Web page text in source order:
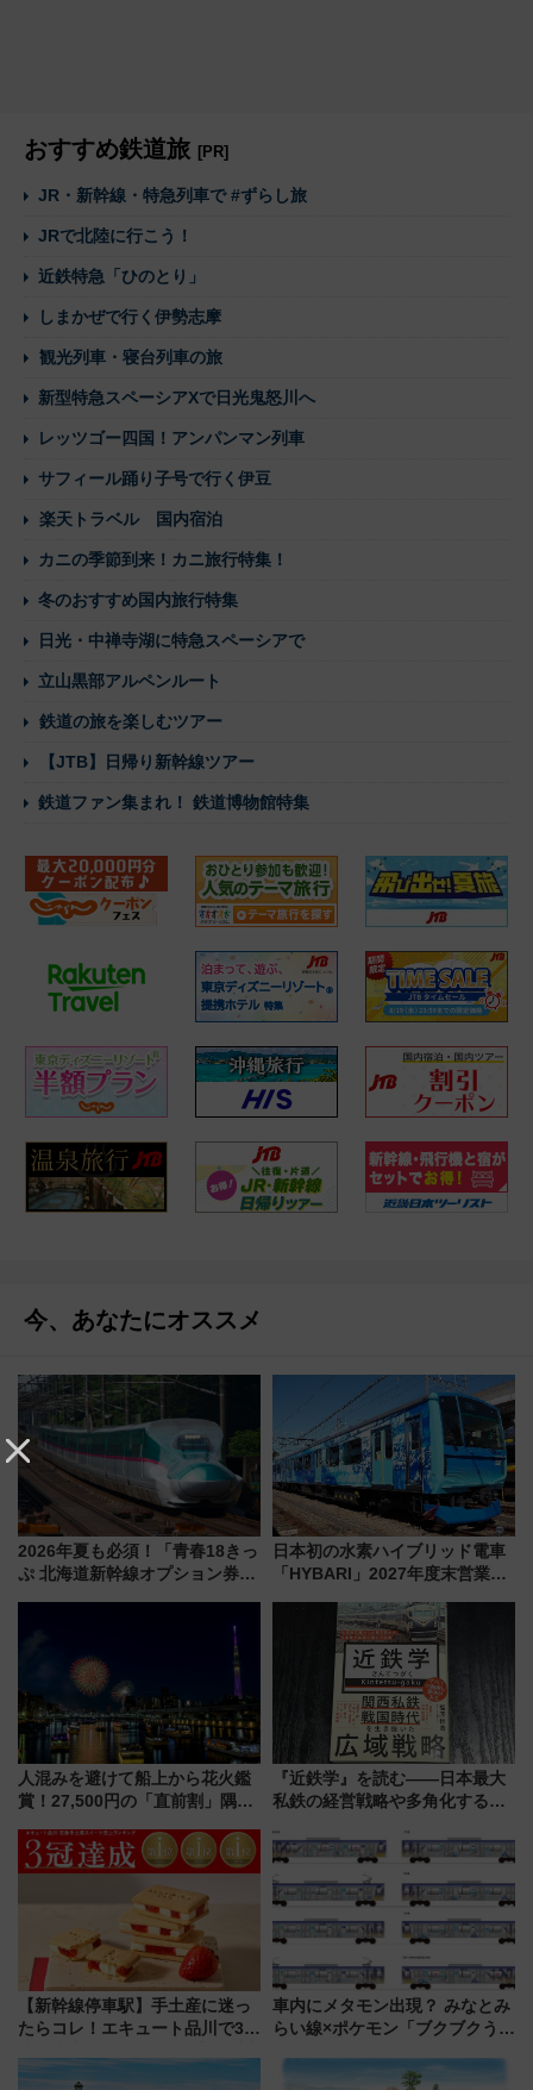
おすすめ鉄道旅 [PR]
JR・新幹線・特急列車で #ずらし旅
JRで北陸に行こう！
近鉄特急「ひのとり」
しまかぜで行く伊勢志摩
観光列車・寝台列車の旅
新型特急スペーシアXで日光鬼怒川へ
レッツゴー四国！アンパンマン列車
サフィール踊り子号で行く伊豆
楽天トラベル 国内宿泊
カニの季節到来！カニ旅行特集！
冬のおすすめ国内旅行特集
日光・中禅寺湖に特急スペーシアで
立山黒部アルペンルート
鉄道の旅を楽しむツアー
【JTB】日帰り新幹線ツアー
鉄道ファン集まれ！ 鉄道博物館特集
今、あなたにオススメ
2026年夏も必須！「青春18きっ
ぷ 北海道新幹線オプション券」
日本初の水素ハイブリッド電車
「HYBARI」2027年度末営業運
で水素利活用が加速
人混みを避けて船上から花火鑑
賞！27,500円の「直前割」隅田
メも持ち込みOK
『近鉄学』を読む――日本最大
私鉄の経営戦略や多角化する事
にする一冊
【新幹線停車駅】手土産に迷っ
たらコレ！エキュート品川で3年
産スイーツとは？
車内にメタモン出現？ みなとみ
らい線×ポケモン「ブクブクうみ
行開始に！ この夏は直通列車で